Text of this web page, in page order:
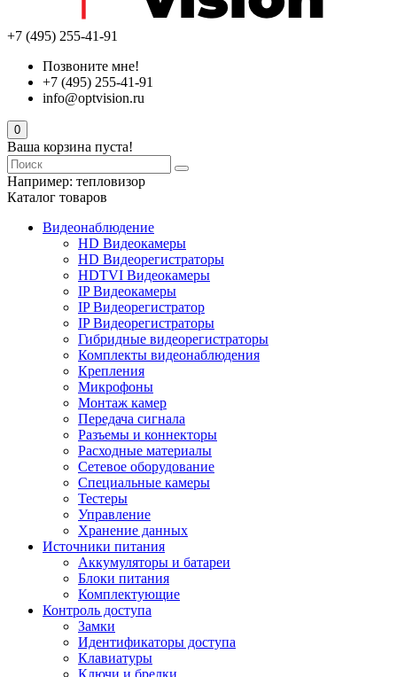
+7 (495) 255-41-91
Позвоните мне!
+7 (495) 255-41-91
info@optvision.ru
0
Ваша корзина пуста!
Например: тепловизор
Каталог товаров
Видеонаблюдение
HD Видеокамеры
HD Видеорегистраторы
HDTVI Видеокамеры
IP Видеокамеры
IP Видеорегистратор
IP Видеорегистраторы
Гибридные видеорегистраторы
Комплекты видеонаблюдения
Крепления
Микрофоны
Монтаж камер
Передача сигнала
Разъемы и коннекторы
Расходные материалы
Сетевое оборудование
Специальные камеры
Тестеры
Управление
Хранение данных
Источники питания
Аккумуляторы и батареи
Блоки питания
Комплектующие
Контроль доступа
Замки
Идентификаторы доступа
Клавиатуры
Ключи и брелки